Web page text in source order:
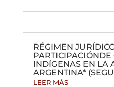
RÉGIMEN
INDÍGENAS EN LA
ARGENTINA*
LEER MÁS